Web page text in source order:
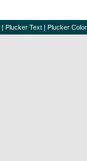
| Plucker Text | Plucker Color